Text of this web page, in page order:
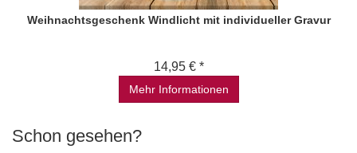
Weihnachtsgeschenk Windlicht mit individueller Gravur
14,95 € *
Mehr Informationen
Schon gesehen?